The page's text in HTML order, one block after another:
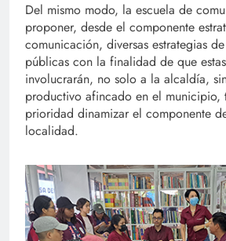
Del mismo modo, la escuela de
proponer, desde el componente
comunicación, diversas estrategias
públicas con la finalidad de que
involucrarán, no solo a la alcaldía,
productivo afincado en el municipio,
prioridad dinamizar el componente
localidad.